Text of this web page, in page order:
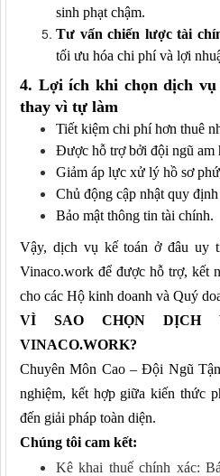
sinh phạt chậm.
Tư vấn chiến lược tài
tối ưu hóa chi phí và lợi
4. Lợi ích khi chọn dịch vụ
thay vì tự làm
Tiết kiệm chi phí hơn thuê
Được hỗ trợ bởi đội ngũ am
Giảm áp lực xử lý hồ sơ
Chủ động cập nhật quy
Bảo mật thông tin tài chính.
Vậy, dịch vụ kế toán ở đâu uy
Vinaco.work để được hỗ trợ, kết
cho các Hộ kinh doanh và Quý
VÌ SAO CHỌN DỊCH
VINACO.WORK?
Chuyên Môn Cao – Đội Ngũ
nghiệm, kết hợp giữa kiến thức
đến giải pháp toàn diện.
Chúng tôi cam kết:
Kê khai thuế chính xác: